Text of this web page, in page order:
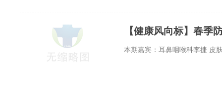
本期嘉宾：耳鼻咽喉科李捷 皮